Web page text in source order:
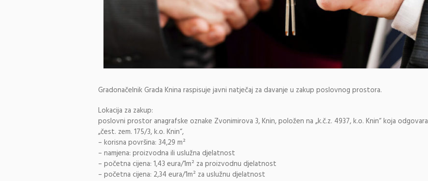
Gradonačelnik Grada Knina raspisuje javni natječaj za davanje u zakup poslovnog prostora.
Lokacija za zakup:
poslovni prostor anagrafske oznake Zvonimirova 3, Knin, položen na „k.č.z. 4937, k.o. Knin“ koja odgovara
„čest. zem. 175/3, k.o. Knin“,
– korisna površina: 34,29 m²
– namjena: proizvodna ili uslužna djelatnost
– početna cijena: 1,43 eura/1m² za proizvodnu djelatnost
– početna cijena: 2,34 eura/1m² za uslužnu djelatnost